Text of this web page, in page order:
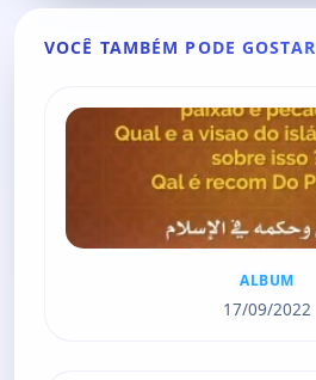
VOCÊ TAMBÉM PODE GOSTAR
ALBUM
17/09/2022